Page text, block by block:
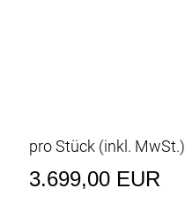
pro Stück (inkl. MwSt.)
3.699,00 EUR